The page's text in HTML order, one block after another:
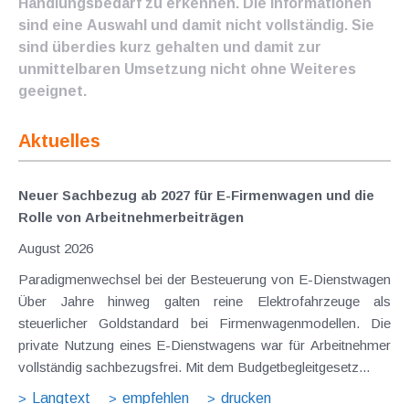
sind eine Auswahl und damit nicht vollständig. Sie
sind überdies kurz gehalten und damit zur
unmittelbaren Umsetzung nicht ohne Weiteres
geeignet.
Aktuelles
Neuer Sachbezug ab 2027 für E-Firmenwagen und die
Rolle von Arbeitnehmer​­beiträgen
August 2026
Paradigmenwechsel bei der Besteuerung von E-Dienstwagen
Über Jahre hinweg galten reine Elektrofahrzeuge als
steuerlicher Goldstandard bei Firmenwagenmodellen. Die
private Nutzung eines E-Dienstwagens war für Arbeitnehmer
vollständig sachbezugsfrei. Mit dem Budgetbegleitgesetz...
Langtext
empfehlen drucken